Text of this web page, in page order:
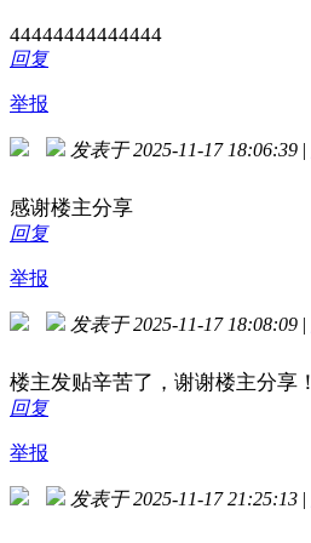
44444444444444
回复
举报
发表于 2025-11-17 18:06:39 |
感谢楼主分享
回复
举报
发表于 2025-11-17 18:08:09 |
楼主发贴辛苦了，谢谢楼主分享！
回复
举报
发表于 2025-11-17 21:25:13 |